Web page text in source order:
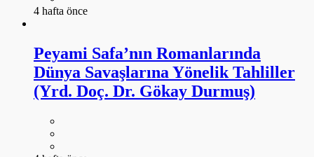
4 hafta önce
Peyami Safa’nın Romanlarında
Dünya Savaşlarına Yönelik Tahliller
(Yrd. Doç. Dr. Gökay Durmuş)